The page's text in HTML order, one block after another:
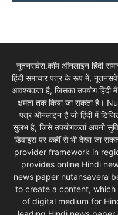
नूतनसवेरा.कॉम ऑनलाइन हिंदी
हिंदी समाचार पत्र के रूप में,
आवश्यकता है, जिसका उपयोग हिंदी मैं
क्षमता तक किया जा सकता है।
पत्र ऑनलाइन है जो हिंदी में
सुलभ है, जिसे उपयोगकर्ता अपनी
डिवाइस पर कहीं से भी देखा जा
provider framework in
provides online Hindi
news paper nutansavera
to create a content,
of digital medium for